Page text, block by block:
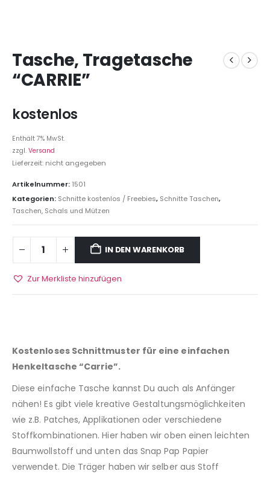
Tasche, Tragetasche
“CARRIE”
kostenlos
Enthält 7% MwSt.
zzgl. Versand
Lieferzeit: nicht angegeben
Artikelnummer: 1501
Kategorien: Schnitte kostenlos / Freebies, Schnitte Taschen,
Taschen, Schals und Mützen
IN DEN WARENKORB
Zur Merkliste hinzufügen
Kostenloses Schnittmuster für eine einfachen
Henkeltasche “Carrie”.
Diese einfache Tasche kannst Du auch als Anfänger
nähen! Es gibt viele kreative Gestaltungsmöglichkeiten
wie z.B. Patches, Applikationen oder verschiedene
Stoffkombinationen. Hier haben wir oben einen leichten
Baumwollstoff und unten das Snap Pap Papier
verwendet. Die Träger haben wir selber aus Stoff